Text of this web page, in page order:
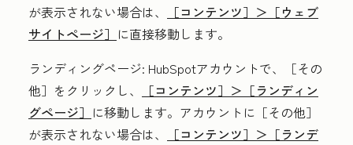
が表示されない場合は、
［コンテンツ］＞ ［ウェブ
サイトページ］ に直接移動します。
ランディングページ: HubSpotアカウントで、
［その
他］をクリックし、
［コンテンツ］＞ ［ランディン
グページ］ に移動します。アカウントに ［その他］
が表示されない場合は、
［コンテンツ］＞ ［ランデ